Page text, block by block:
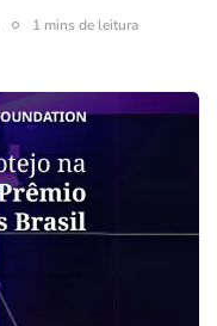
1 mins de leitura